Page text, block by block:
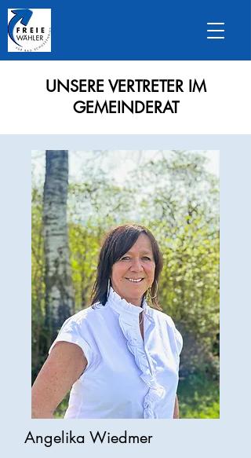
UNSERE VERTRETER IM
GEMEINDERAT
Angelika Wiedmer